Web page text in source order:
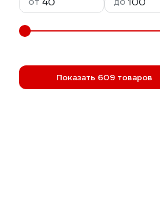
Показать 609 товаров